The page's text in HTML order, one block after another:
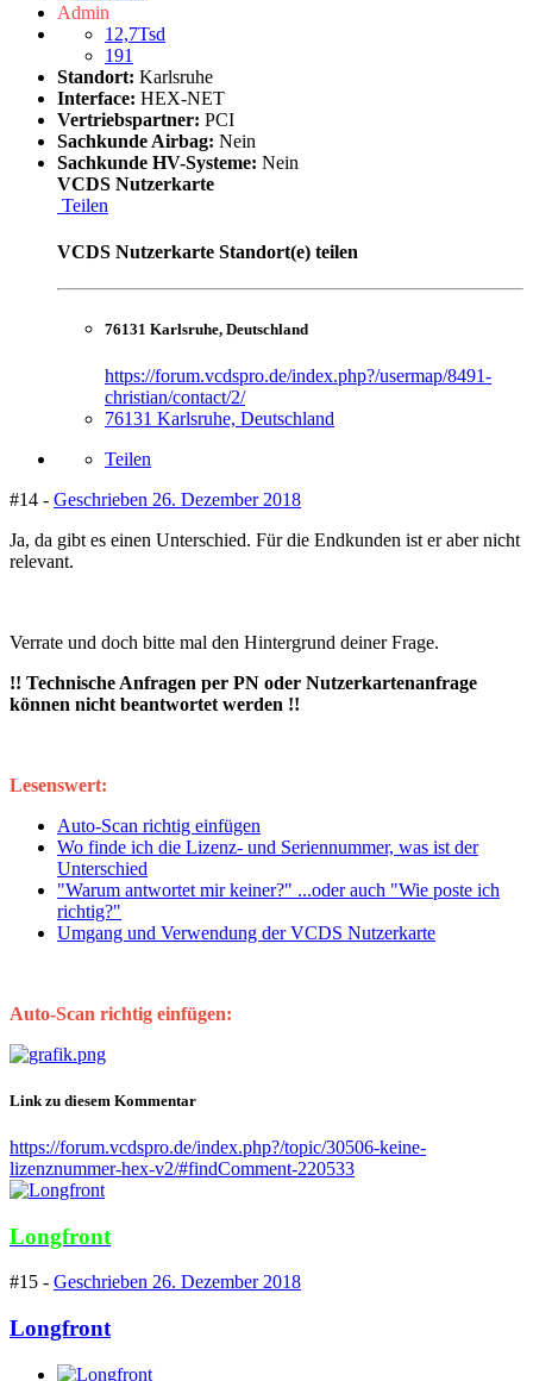
Admin
12,7Tsd
191
Standort: Karlsruhe
Interface: HEX-NET
Vertriebspartner: PCI
Sachkunde Airbag: Nein
Sachkunde HV-Systeme: Nein
VCDS Nutzerkarte
Teilen
VCDS Nutzerkarte Standort(e) teilen
76131 Karlsruhe, Deutschland
https://forum.vcdspro.de/index.php?/usermap/8491-
christian/contact/2/
76131 Karlsruhe, Deutschland
Teilen
#14 - Geschrieben 26. Dezember 2018
Ja, da gibt es einen Unterschied. Für die Endkunden ist er aber nicht
relevant.
Verrate und doch bitte mal den Hintergrund deiner Frage.
!! Technische Anfragen per PN oder Nutzerkartenanfrage
können nicht beantwortet werden !!
Lesenswert:
Auto-Scan richtig einfügen
Wo finde ich die Lizenz- und Seriennummer, was ist der
Unterschied
"Warum antwortet mir keiner?" ...oder auch "Wie poste ich
richtig?"
Umgang und Verwendung der VCDS Nutzerkarte
Auto-Scan richtig einfügen:
Link zu diesem Kommentar
https://forum.vcdspro.de/index.php?/topic/30506-keine-
lizenznummer-hex-v2/#findComment-220533
Longfront
#15 - Geschrieben 26. Dezember 2018
Longfront